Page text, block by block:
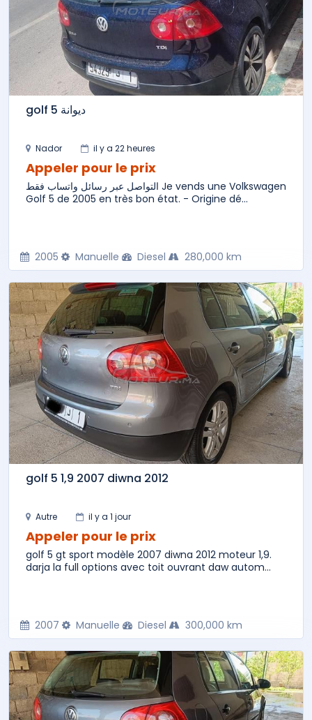
golf 5 ديوانة
Nador il y a 22 heures
Appeler pour le prix
التواصل عبر رسائل واتساب فقط Je vends une Volkswagen
Golf 5 de 2005 en très bon état. - Origine dé...
2005 Manuelle Diesel 280,000 km
golf 5 1,9 2007 diwna 2012
Autre il y a 1 jour
Appeler pour le prix
golf 5 gt sport modèle 2007 diwna 2012 moteur 1,9.
darja la full options avec toit ouvrant daw autom...
2007 Manuelle Diesel 300,000 km